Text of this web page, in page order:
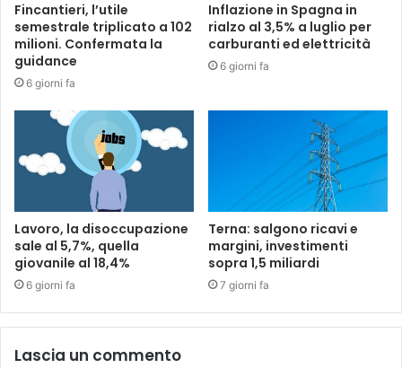
Fincantieri, l’utile
semestrale triplicato a 102
milioni. Confermata la
guidance
6 giorni fa
Inflazione in Spagna in
rialzo al 3,5% a luglio per
carburanti ed elettricità
6 giorni fa
Lavoro, la disoccupazione
sale al 5,7%, quella
giovanile al 18,4%
6 giorni fa
Terna: salgono ricavi e
margini, investimenti
sopra 1,5 miliardi
7 giorni fa
Lascia un commento